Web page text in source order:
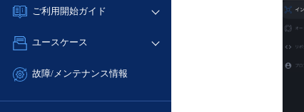
IoT
サポート
管理機能
ネットワーク
IoT
サポート
管理機能
料金シミュレーター
クラウド/サーバー
ネットワーク
ご利用開始ガイド
■ 管理機能
ユースケース
- バックアップ
故障/メンテナンス情報
サービス稼働状況